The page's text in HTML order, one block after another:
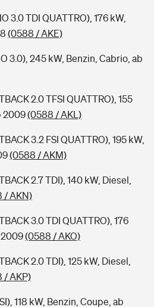
3.0 TDI QUATTRO), 176 kW,
(0588 / AKE)
3.0), 245 kW, Benzin, Cabrio, ab
2.0 TFSI QUATTRO), 155
2009(0588 / AKL)
3.2 FSI QUATTRO), 195 kW,
(0588 / AKM)
2.7 TDI), 140 kW, Diesel,
/ AKN)
3.0 TDI QUATTRO), 176
2009(0588 / AKO)
2.0 TDI), 125 kW, Diesel,
/ AKP)
118 kW, Benzin, Coupe, ab